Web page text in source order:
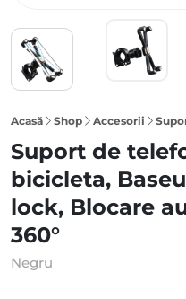
Acasă Shop Accesorii Suport de
Suport de
bicicleta,
lock, Blocare
360°
Negru